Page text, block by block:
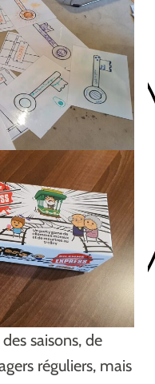
saisons, de
réguliers, mais